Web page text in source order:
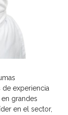
de experiencia
grandes
en el sector,